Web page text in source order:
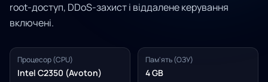
root-доступ, DDoS-захист і віддалене керування
включені.
Процесор (CPU)
Intel C2350 (Avoton)
Пам'ять (ОЗУ)
4 GB